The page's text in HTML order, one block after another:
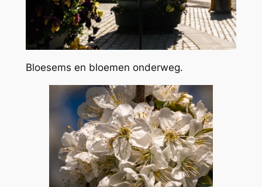
Bloesems en bloemen onderweg.